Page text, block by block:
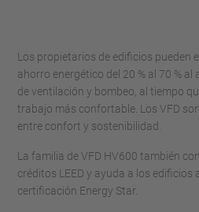
Los propietarios de edificios pueden
ahorro energético del 20 % al 70 % al
de ventilación y bombeo, al tiempo
trabajo más confortable. Los VFD
entre confort y sostenibilidad.
La familia de VFD HV600 también
créditos LEED y ayuda a los edificios
certificación Energy Star.